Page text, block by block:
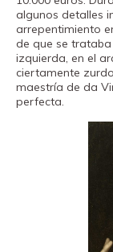
algunos detalles
arrepentimiento
de que se
izquierda, en el
ciertamente
maestría de da
perfecta.